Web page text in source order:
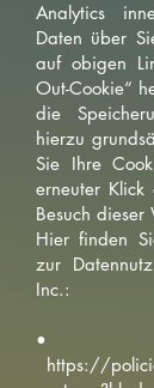
Analytics
Daten über
auf obigen
Out-Cookie“
die
hierzu
Sie Ihre
erneuter
Besuch dieser
Hier finden
zur
Inc.:
https://